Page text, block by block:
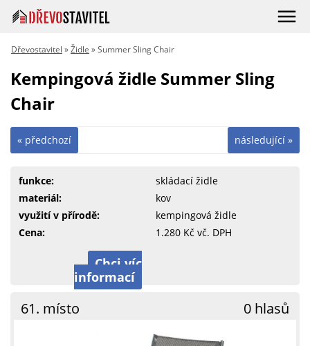
Dřevostavitel »Židle » Summer Sling Chair
Kempingová židle Summer Sling
Chair
následující »
« předchozí
funkce:
skládací židle
materiál:
kov
využití v přírodě:
kempingová židle
Cena:
1.280 Kč vč. DPH
Chci víc
informací
61. místo 0 hlasů